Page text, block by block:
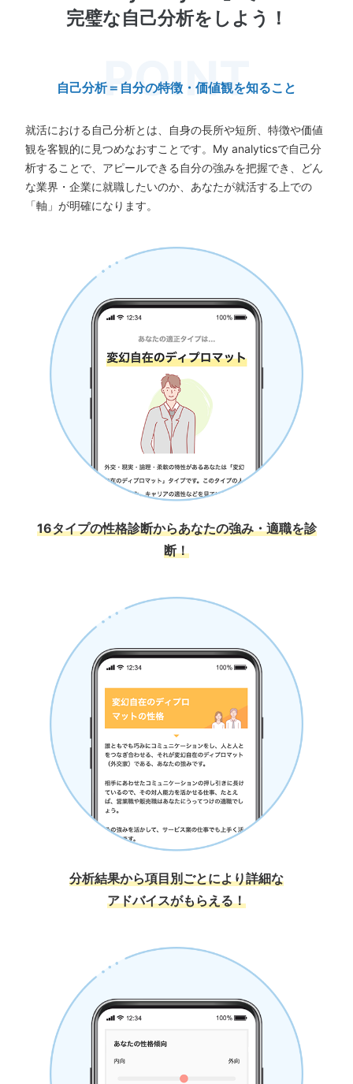
完璧な自己分析をしよう！
自己分析＝自分の特徴・価値観を知ること
就活における自己分析とは、自身の長所や短所、特徴や価値
観を客観的に見つめなおすことです。My analyticsで自己分
析することで、アピールできる自分の強みを把握でき、どん
な業界・企業に就職したいのか、あなたが就活する上での
「軸」が明確になります。
16タイプの性格診断からあなたの強み・適職を診
断！
分析結果から項目別ごとにより詳細な
アドバイスがもらえる！